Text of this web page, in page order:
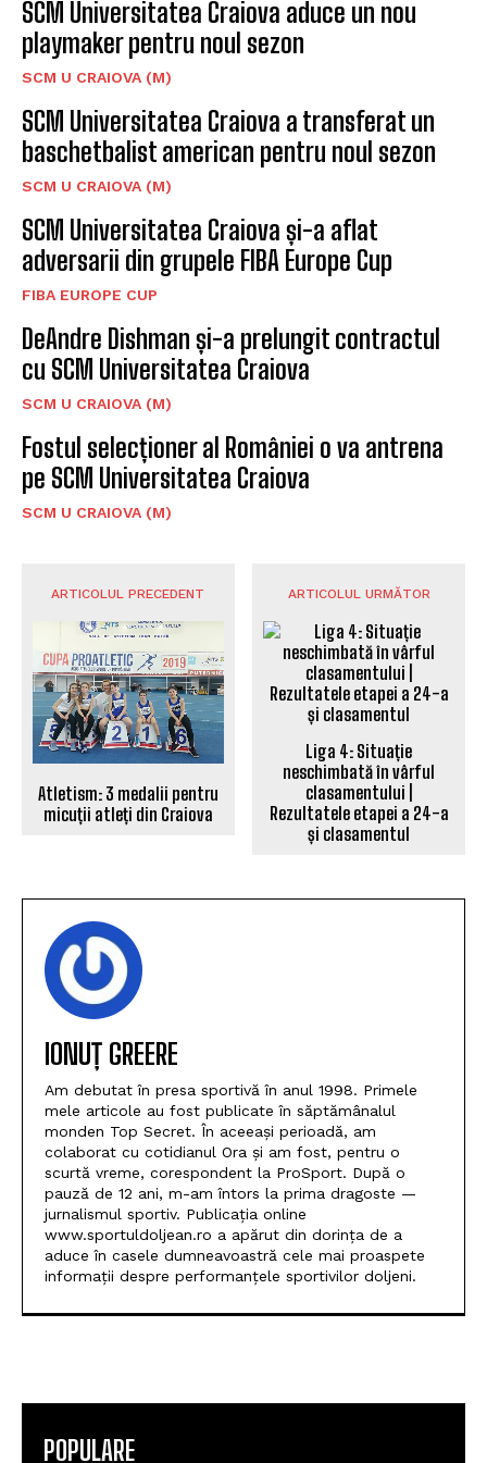
SCM Universitatea Craiova aduce un nou
playmaker pentru noul sezon
SCM U CRAIOVA (M)
SCM Universitatea Craiova a transferat un
baschetbalist american pentru noul sezon
SCM U CRAIOVA (M)
SCM Universitatea Craiova și-a aflat
adversarii din grupele FIBA Europe Cup
FIBA EUROPE CUP
DeAndre Dishman și-a prelungit contractul
cu SCM Universitatea Craiova
SCM U CRAIOVA (M)
Fostul selecționer al României o va antrena
pe SCM Universitatea Craiova
SCM U CRAIOVA (M)
ARTICOLUL PRECEDENT
Atletism: 3 medalii pentru
micuții atleți din Craiova
ARTICOLUL URMĂTOR
Liga 4: Situație
neschimbată în vârful
clasamentului |
Rezultatele etapei a 24-a
și clasamentul
IONUȚ GREERE
Am debutat în presa sportivă în anul 1998. Primele
mele articole au fost publicate în săptămânalul
monden Top Secret. În aceeași perioadă, am
colaborat cu cotidianul Ora și am fost, pentru o
scurtă vreme, corespondent la ProSport. După o
pauză de 12 ani, m-am întors la prima dragoste —
jurnalismul sportiv. Publicația online
www.sportuldoljean.ro a apărut din dorința de a
aduce în casele dumneavoastră cele mai proaspete
informații despre performanțele sportivilor doljeni.
POPULARE